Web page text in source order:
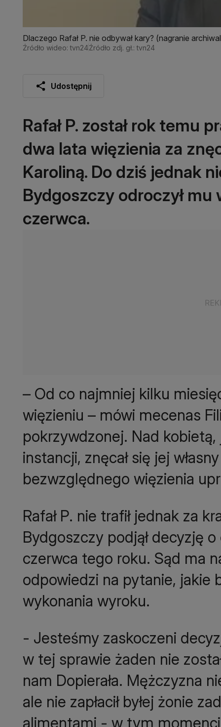
Dlaczego Rafał P. nie odbywał kary? (nagranie
Źródło wideo: tvn24Źródło zdj. gł.: tvn24
Udostępnij
Rafał P. został rok temu
dwa lata więzienia za
Karoliną. Do dziś jednak
Bydgoszczy odroczył
czerwca.
– Od co najmniej kilku
więzieniu – mówi mecenas
pokrzywdzonej. Nad
instancji, znęcał się jej
bezwzględnego więzienia
Rafał P. nie trafił jednak za
Bydgoszczy podjął decyzję
czerwca tego roku. Sąd ma
odpowiedzi na pytanie, jakie
wykonania wyroku.
- Jesteśmy zaskoczeni
w tej sprawie żaden nie
nam Dopierała. Mężczyzna
ale nie zapłacił byłej żonie
alimentami - w tym